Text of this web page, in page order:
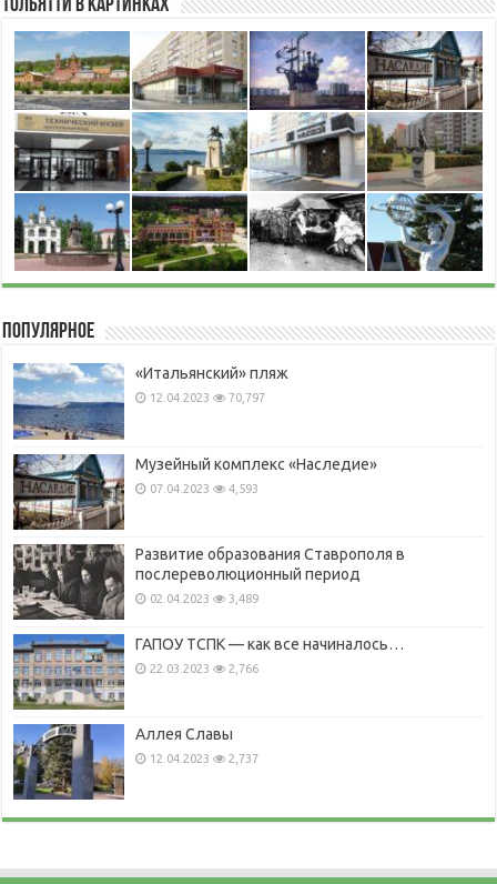
Тольятти в картинках
Популярное
«Итальянский» пляж
12.04.2023 70,797
Музейный комплекс «Наследие»
07.04.2023 4,593
Развитие образования Ставрополя в
послереволюционный период
02.04.2023 3,489
ГАПОУ ТСПК — как все начиналось…
22.03.2023 2,766
Аллея Славы
12.04.2023 2,737